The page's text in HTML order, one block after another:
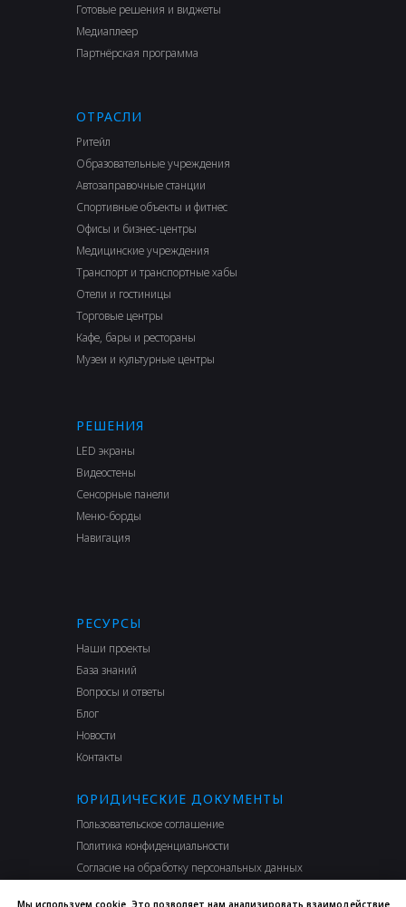
Готовые решения и виджеты
Медиаплеер
Партнёрская программа
ОТРАСЛИ
Ритейл
Образовательные учреждения
Автозаправочные станции
Спортивные объекты и фитнес
Офисы и бизнес-центры
Медицинские учреждения
Транспорт и транспортные хабы
Отели и гостиницы
Торговые центры
Кафе, бары и рестораны
Музеи и культурные центры
ЮРИДИЧЕСКИЕ ДОКУМЕНТЫ
Пользовательское соглашение
Политика конфиденциальности
Согласие на обработку персональных данных
РЕШЕНИЯ
LED экраны
Видеостены
Сенсорные панели
Меню-борды
Навигация
РЕСУРСЫ
Наши проекты
База знаний
Вопросы и ответы
Блог
Новости
Контакты